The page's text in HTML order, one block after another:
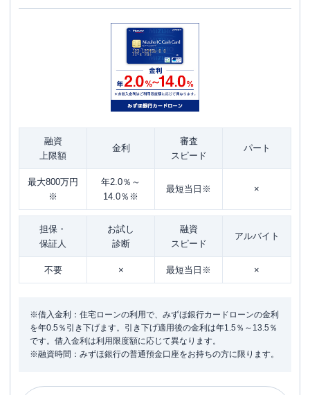
融資
上限額
金利
審査
スピード
パート
最大800万円
※
年2.0％～
14.0％※
最短当日※ ×
担保・
保証人
お試し
診断
融資
スピード
アルバイト
不要 × 最短当日※ ×
※借入金利：住宅ローンの利用で、みずほ銀行カードローンの金利
を年0.5％引き下げます。引き下げ適用後の金利は年1.5％～13.5％
です。借入金利は利用限度額に応じて異なります。
※融資時間：みずほ銀行の普通預金口座をお持ちの方に限ります。